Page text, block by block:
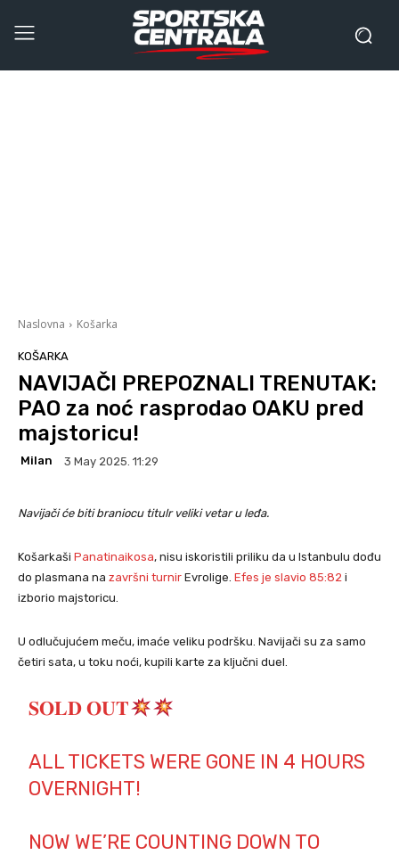
Naslovna Košarka
KOŠARKA
NAVIJAČI PREPOZNALI TRENUTAK:
PAO za noć rasprodao OAKU pred
majstoricu!
Milan 3 May 2025. 11:29
Navijači će biti braniocu titulr veliki vetar u leđa.
Košarkaši Panatinaikosa, nisu iskoristili priliku da u Istanbulu dođu
do plasmana na završni turnir Evrolige. Efes je slavio 85:82 i
izborio majstoricu.
U odlučujućem meču, imaće veliku podršku. Navijači su za samo
četiri sata, u toku noći, kupili karte za ključni duel.
𝐒𝐎𝐋𝐃 𝐎𝐔𝐓
ALL TICKETS WERE GONE IN 4 HOURS
OVERNIGHT!
NOW WE’RE COUNTING DOWN TO